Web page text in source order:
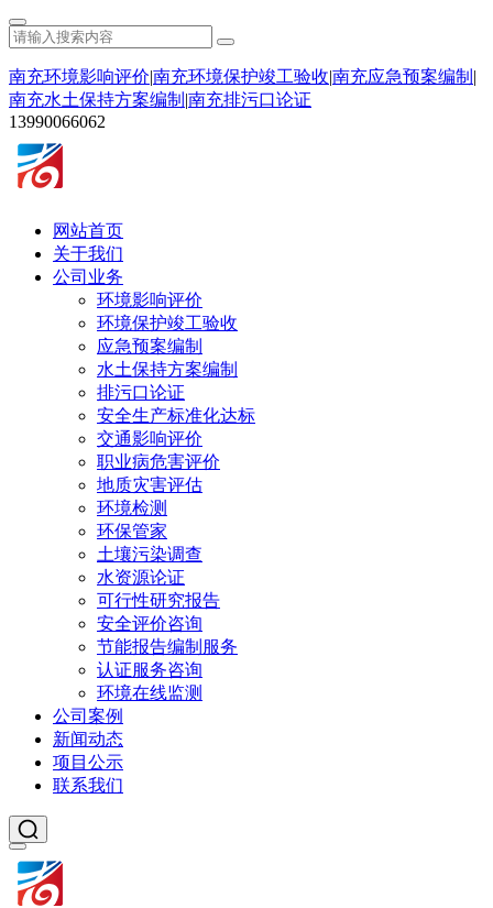
南充环境影响评价|南充环境保护竣工验收|南充应急预案编制 |
南充水土保持方案编制 |南充排污口论证
13990066062
网站首页
关于我们
公司业务
环境影响评价
环境保护竣工验收
应急预案编制
水土保持方案编制
排污口论证
安全生产标准化达标
交通影响评价
职业病危害评价
地质灾害评估
环境检测
环保管家
土壤污染调查
水资源论证
可行性研究报告
安全评价咨询
节能报告编制服务
认证服务咨询
环境在线监测
公司案例
新闻动态
项目公示
联系我们